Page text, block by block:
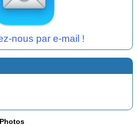
nous par e-mail !
Photos